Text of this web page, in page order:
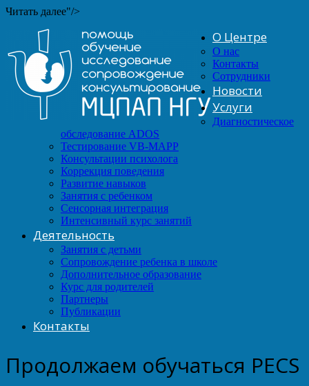
Читать далее"/>
О Центре
О нас
Контакты
Сотрудники
Новости
Услуги
Диагностическое
обследование ADOS
Тестирование VB-MAPP
Консультации психолога
Коррекция поведения
Развитие навыков
Занятия с ребенком
Сенсорная интеграция
Интенсивный курс занятий
Деятельность
Занятия с детьми
Сопровождение ребенка в школе
Дополнительное образование
Курс для родителей
Партнеры
Публикации
Контакты
Продолжаем обучаться PECS